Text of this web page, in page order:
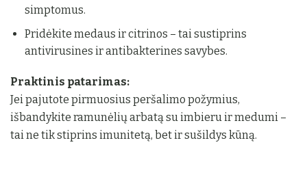
simptomus.
Pridėkite medaus ir citrinos – tai sustiprins
antivirusines ir antibakterines savybes.
Praktinis patarimas:
Jei pajutote pirmuosius peršalimo požymius,
išbandykite ramunėlių arbatą su imbieru ir medumi –
tai ne tik stiprins imunitetą, bet ir sušildys kūną.